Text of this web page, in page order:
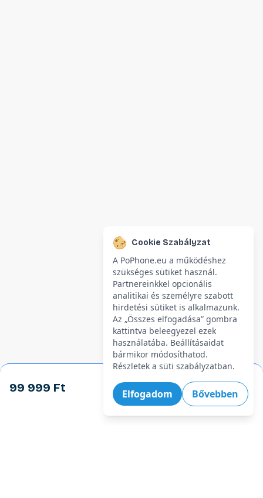
Cookie Szabályzat
A PoPhone.eu a működéshez
szükséges sütiket használ.
Partnereinkkel opcionális
analitikai és személyre szabott
hirdetési sütiket is alkalmazunk.
Az „Összes elfogadása” gombra
kattintva beleegyezel ezek
használatába. Beállításaidat
bármikor módosíthatod.
Részletek a süti szabályzatban.
Elfogadom Bővebben
99 999 Ft Kosárba